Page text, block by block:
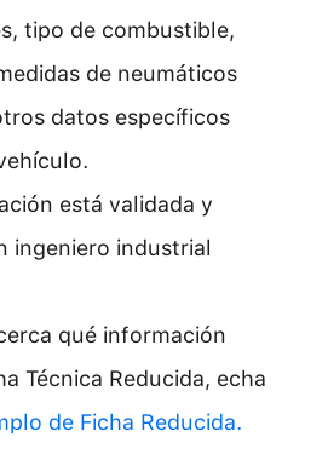
tipo de combustible,
de neumáticos
datos específicos
está validada y
ingeniero industrial
qué información
Técnica Reducida, echa
de Ficha Reducida.